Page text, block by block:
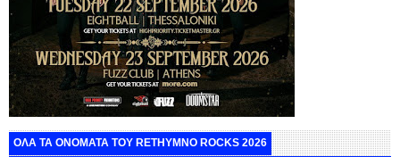
ΟΛΑ ΤΑ ΟΝΟΜΑΤΑ ΤΟΥ RETHYMNO ROCKS 2026